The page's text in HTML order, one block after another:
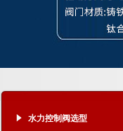
水力控制阀选型